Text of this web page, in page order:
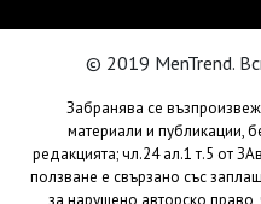
© 2019 MenTrend.
Забранява се
материали и публикации,
редакцията; чл.24 ал.1 т.5 от
ползване е свързано със